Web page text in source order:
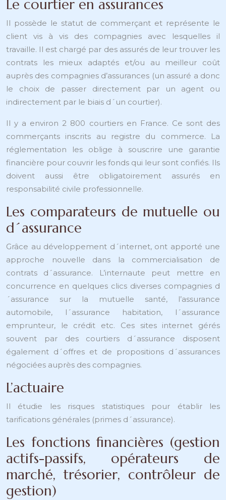
Le courtier en assurances
Il possède le statut de commerçant et représente le
client vis à vis des compagnies avec lesquelles il
travaille. Il est chargé par des assurés de leur trouver les
contrats les mieux adaptés et/ou au meilleur coût
auprès des compagnies d’assurances (un assuré a donc
le choix de passer directement par un agent ou
indirectement par le biais d´un courtier).
Il y a environ 2 800 courtiers en France. Ce sont des
commerçants inscrits au registre du commerce. La
réglementation les oblige à souscrire une garantie
financière pour couvrir les fonds qui leur sont confiés. Ils
doivent aussi être obligatoirement assurés en
responsabilité civile professionnelle.
Les comparateurs de mutuelle ou
d´assurance
Grâce au développement d´internet, ont apporté une
approche nouvelle dans la commercialisation de
contrats d´assurance. L’internaute peut mettre en
concurrence en quelques clics diverses compagnies d
´assurance sur la mutuelle santé, l’assurance
automobile, l´assurance habitation, l´assurance
emprunteur, le crédit etc. Ces sites internet gérés
souvent par des courtiers d´assurance disposent
également d´offres et de propositions d´assurances
négociées auprès des compagnies.
L’actuaire
Il étudie les risques statistiques pour établir les
tarifications générales (primes d´assurance).
Les fonctions financières (gestion
actifs-passifs, opérateurs de
marché, trésorier, contrôleur de
gestion)